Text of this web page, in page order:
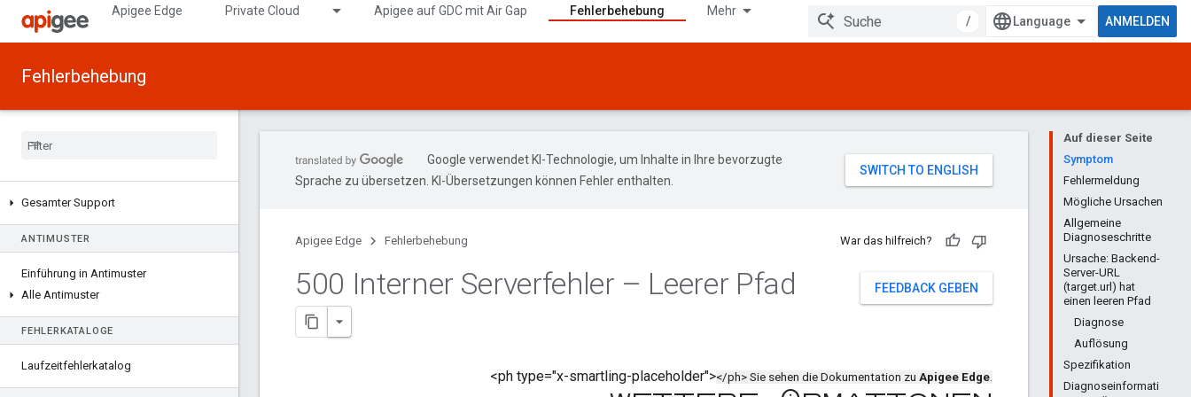
Apigee Edge Private Cloud Apigee auf GDC mit Air Gap Fehlerbehebung Mehr
/ ANMELDEN
Fehlerbehebung
Gesamter Support
ANTIMUSTER
Einführung in Antimuster
Alle Antimuster
FEHLERKATALOGE
Laufzeitfehlerkatalog
Auf dieser Seite
Symptom
Fehlermeldung
Mögliche Ursachen
Allgemeine
Diagnoseschritte
Ursache: Backend-
Server-URL
(target.url) hat
einen leeren Pfad
Diagnose
Auflösung
Spezifikation
Diagnoseinformati
Google verwendet KI-Technologie, um Inhalte in Ihre bevorzugte
Sprache zu übersetzen. KI-Übersetzungen können Fehler enthalten.
Apigee Edge Fehlerbehebung War das hilfreich?
FEEDBACK GEBEN
500 Interner Serverfehler – Leerer Pfad
<ph type="x-smartling-placeholder"></ph> Sie sehen die Dokumentation zu Apigee Edge.